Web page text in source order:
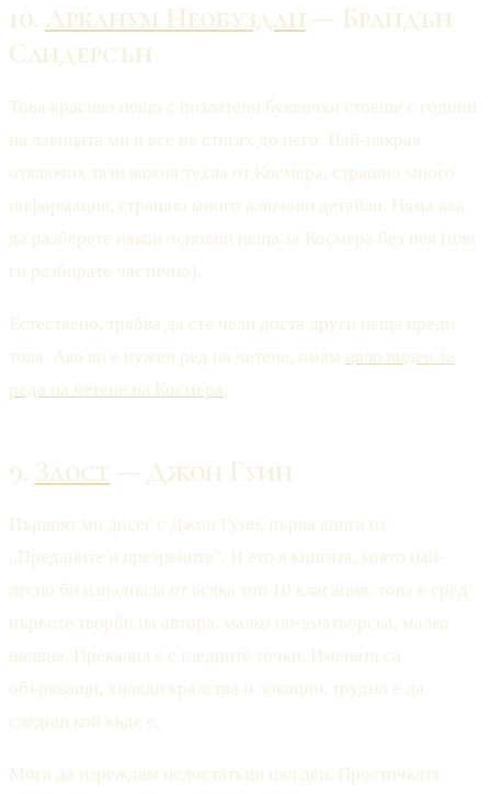
10. Арканум Необуздан — Брандън
Сандерсън
Това красиво нещо с позлатени буквички стоеше с години
на лавицата ми и все не стигах до него. Най-накрая
отключих тази важна тухла от Космера, страшно много
информация, страшно много ключови детайли. Няма как
да разберете някои основни неща за Космера без нея (или
ги разбирате частично).
Естествено, трябва да сте чели доста други неща преди
това. Ако ви е нужен ред на четене, имам цяло видео за
реда на четене на Космера .
9. Злост — Джон Гуин
Първият ми досег с Джон Гуин, първа книга от
„Преданите и презрените". И ето я книгата, която най-
лесно би изпаднала от всяка топ 10 класация: това е сред
първите творби на автора, малко по-аматьорска, малко
наивна. Прекалил е с гледните точки. Имената са
объркващи, хиляди кралства и локации, трудно е да
следиш кой къде е.
Мога да изреждам недостатъци цял ден. Простичката